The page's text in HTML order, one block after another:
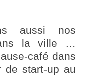
aussi nos
la ville …
café dans
de start-up au